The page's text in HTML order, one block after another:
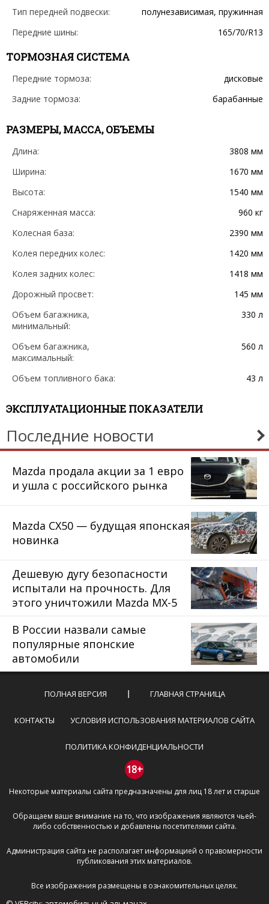
Тип передней подвески:
полунезависимая, пружинная
Передние шины:
165/70/R13
ТОРМОЗНАЯ СИСТЕМА
Передние тормоза:
дисковые
Задние тормоза:
барабанные
РАЗМЕРЫ, МАССА, ОБЪЕМЫ
Длина:
3808 мм
Ширина:
1670 мм
Высота:
1540 мм
Снаряженная масса:
960 кг
Колесная база:
2390 мм
Колея передних колес:
1420 мм
Колея задних колес:
1418 мм
Дорожный просвет:
145 мм
Объем багажника,
минимальный:
330 л
Объем багажника,
максимальный:
560 л
Объем топливного бака: 43 л
ЭКСПЛУАТАЦИОННЫЕ ПОКАЗАТЕЛИ
Последние новости
Mazda продала акции за 1 евро
и ушла с российского рынка
Mazda CX50 — будущая японская
новинка
Дешевую дугу безопасности
испытали на прочность. Для
этого уничтожили Mazda MX-5
В России назвали самые
популярные японские
автомобили
ПОЛНАЯ ВЕРСИЯ ГЛАВНАЯ СТРАНИЦА
КОНТАКТЫ УСЛОВИЯ ИСПОЛЬЗОВАНИЯ МАТЕРИАЛОВ САЙТА
ПОЛИТИКА КОНФИДЕНЦИАЛЬНОСТИ
18+
Некоторые материалы сайта предназначены для лиц 18 лет и старше
Обращаем ваше внимание на то, что изображения являются чьей-
либо собственностью и добавлены посетителями сайта.
Администрация сайта не располагает информацией о правомерности
публикования этих материалов.
Все изображения размещены в ознакомительных целях.